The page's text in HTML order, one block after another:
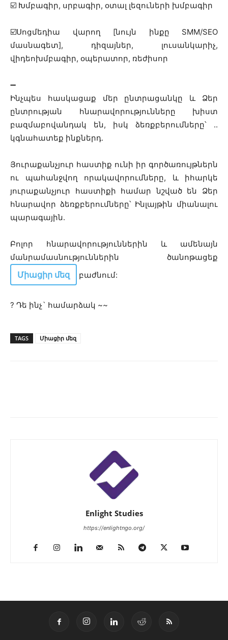
☑️ Խմբագիր, սրբագիր, օտալ լեզուների խմբագիր
☑️Սոցմեդիա վարող [նույն ինքը SMM/SEO
մասնագետ], դիզայներ, լուսանկարիչ,
վիդեոխմբագիր, օպերատոր, ռեժիսոր
➖
Ինչպես հասկացաք մեր ընտրացանկը և Ձեր
ընտրության հնարավորությունները խիստ
բազմաբովանդակ են, իսկ ձեռքբերումները՝ ..
կգնահատեք ինքներդ.
Յուրաքանչյուր հաստիք ունի իր գործառույթներն
ու պահանջվող որակավորումները, և իհարկե
յուրաքանչյուր հաստիքի համար նշված են Ձեր
հնարավոր ձեռքբերումները՝ Ինլայթին միանալու
պարագային.
Բոլոր հնարավորություններին և ամենայն
մանրամասնություններին ծանոթացեք
Միացիր մեզ բաժնում:
? Դե ինչ` համարձակ ~~
TAGS Միացիր մեզ
Enlight Studies
https://enlightngo.org/